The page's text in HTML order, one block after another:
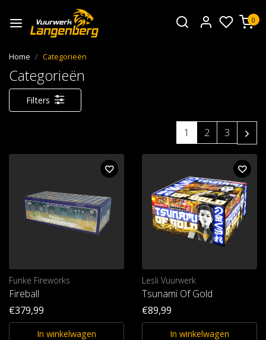
0
Home Categorieën
Categorieën
Filters
1 2 3
Funke Fireworks
Fireball
€379,99
In winkelwagen
Lesli Vuurwerk
Tsunami Of Gold
€89,99
In winkelwagen